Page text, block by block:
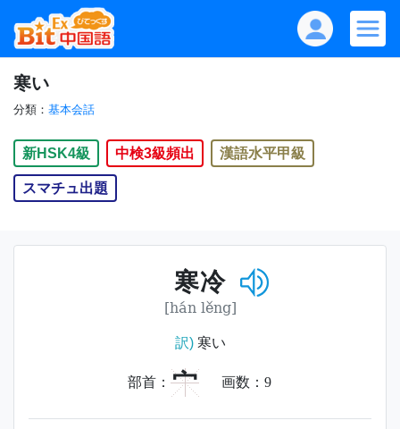
寒い
分類： 基本会話
新HSK4級 中検3級頻出 漢語水平甲級
スマチュ出題
寒冷
[hán lěng]
訳)寒い
部首： 宀 画数： 9